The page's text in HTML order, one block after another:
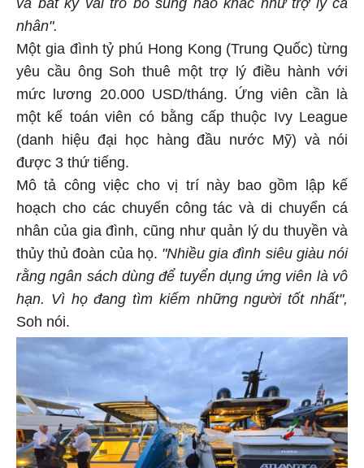
nhân".
Một gia đình tỷ phú Hong Kong (Trung Quốc) từng
yêu cầu ông Soh thuê một trợ lý điều hành với
mức lương 20.000 USD/tháng. Ứng viên cần là
một kế toán viên có bằng cấp thuộc Ivy League
(danh hiệu đại học hàng đầu nước Mỹ) và nói
được 3 thứ tiếng.
Mô tả công việc cho vị trí này bao gồm lập kế
hoạch cho các chuyến công tác và di chuyển cá
nhân của gia đình, cũng như quản lý du thuyền và
thủy thủ đoàn của họ. "Nhiều gia đình siêu giàu nói
rằng ngân sách dùng để tuyển dụng ứng viên là vô
hạn. Vì họ đang tìm kiếm những người tốt nhất",
Soh nói.